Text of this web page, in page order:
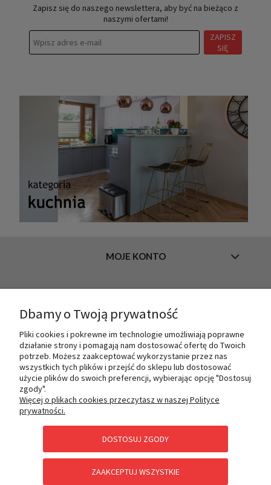
Zapisz się do naszego newslettera, aby być na bieżąco z
naszymi ofertami!
ZAPISZ
SIĘ
MOJE KONTO
O NAS
PŁATNOŚCI I DOSTAWA
POMOC
Dbamy o Twoją prywatność
Pliki cookies i pokrewne im technologie umożliwiają poprawne
działanie strony i pomagają nam dostosować ofertę do Twoich
potrzeb. Możesz zaakceptować wykorzystanie przez nas
wszystkich tych plików i przejść do sklepu lub dostosować
użycie plików do swoich preferencji, wybierając opcję "Dostosuj
zgody".
Więcej o plikach cookies przeczytasz w naszej Polityce
prywatności.
DOSTOSUJ ZGODY
ZAAKCEPTUJ WSZYSTKIE